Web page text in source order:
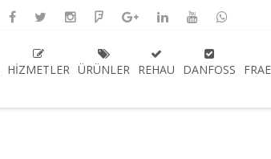
HIZMETLER ÜRÜNLER REHAU DANFOSS